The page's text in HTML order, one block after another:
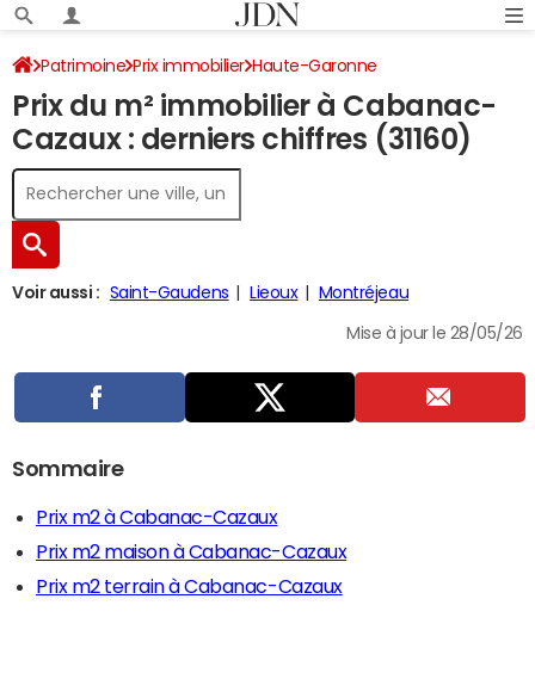
Patrimoine Prix immobilier Haute-Garonne
Cabanac-Cazaux
Prix du m² immobilier à Cabanac-
Cazaux : derniers chiffres (31160)
Voir aussi : Saint-Gaudens Lieoux Montréjeau
Mise à jour le 28/05/26
Sommaire
Prix m2 à Cabanac-Cazaux
Prix m2 maison à Cabanac-Cazaux
Prix m2 terrain à Cabanac-Cazaux